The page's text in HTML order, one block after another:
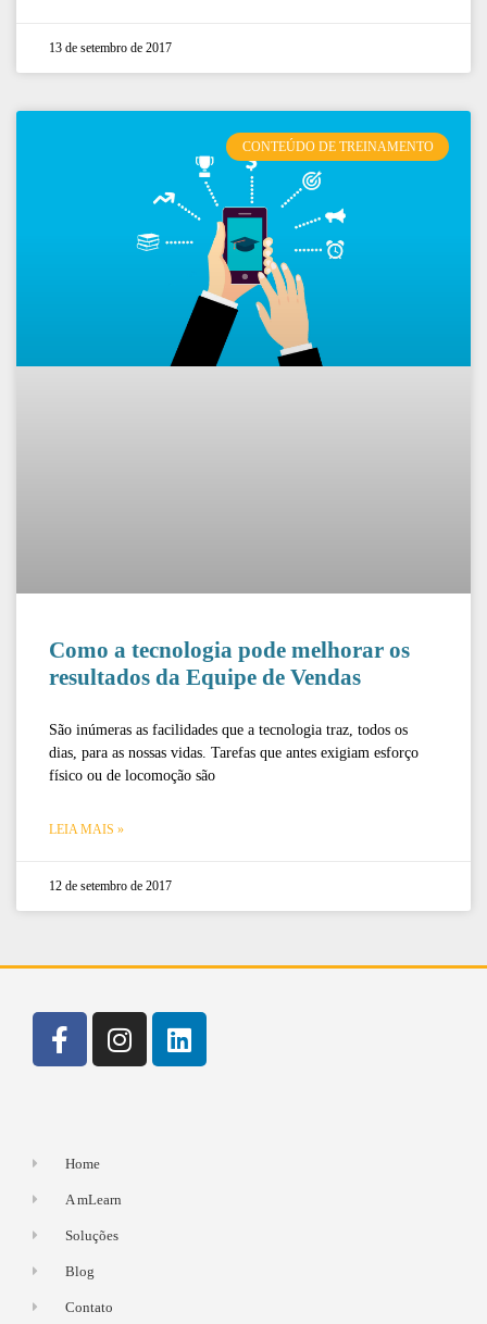
13 de setembro de 2017
CONTEÚDO DE TREINAMENTO
Como a tecnologia pode melhorar os
resultados da Equipe de Vendas
São inúmeras as facilidades que a tecnologia traz, todos os
dias, para as nossas vidas. Tarefas que antes exigiam esforço
físico ou de locomoção são
LEIA MAIS »
12 de setembro de 2017
Home
A mLearn
Soluções
Blog
Contato